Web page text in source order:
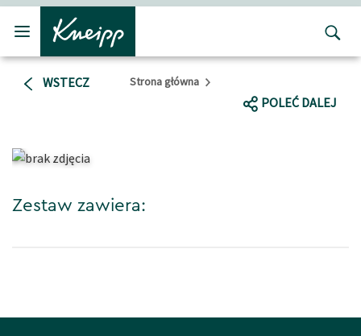
Przejdź do głównego menu
Przejdź do stopki
WSTECZ Strona główna
POLEĆ DALEJ
Zestaw zawiera: